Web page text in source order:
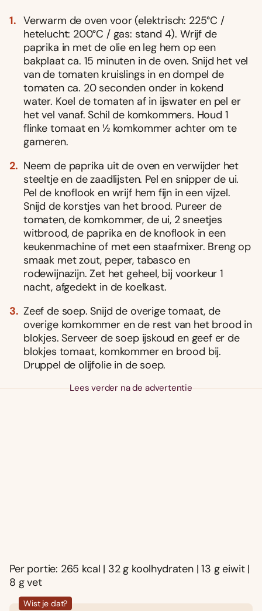
Verwarm de oven voor (elektrisch: 225°C /
hetelucht: 200°C / gas: stand 4). Wrijf de
paprika in met de olie en leg hem op een
bakplaat ca. 15 minuten in de oven. Snijd het vel
van de tomaten kruislings in en dompel de
tomaten ca. 20 seconden onder in kokend
water. Koel de tomaten af in ijswater en pel er
het vel vanaf. Schil de komkommers. Houd 1
flinke tomaat en ½ komkommer achter om te
garneren.
Neem de paprika uit de oven en verwijder het
steeltje en de zaadlijsten. Pel en snipper de ui.
Pel de knoflook en wrijf hem fijn in een vijzel.
Snijd de korstjes van het brood. Pureer de
tomaten, de komkommer, de ui, 2 sneetjes
witbrood, de paprika en de knoflook in een
keukenmachine of met een staafmixer. Breng op
smaak met zout, peper, tabasco en
rodewijnazijn. Zet het geheel, bij voorkeur 1
nacht, afgedekt in de koelkast.
Zeef de soep. Snijd de overige tomaat, de
overige komkommer en de rest van het brood in
blokjes. Serveer de soep ijskoud en geef er de
blokjes tomaat, komkommer en brood bij.
Druppel de olijfolie in de soep.
Lees verder na de advertentie
Per portie: 265 kcal | 32 g koolhydraten | 13 g eiwit |
8 g vet
Wist je dat?